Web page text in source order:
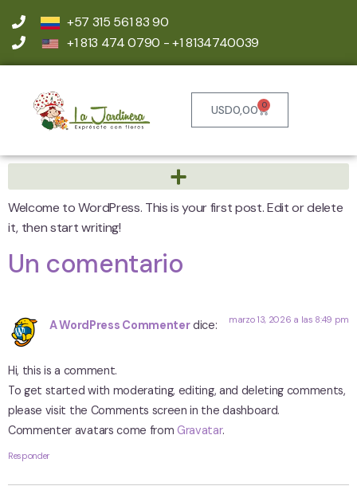
+57 315 561 83 90
+1 813 474 0790 - +1 8134740039
USD0,00 0
Welcome to WordPress. This is your first post. Edit or delete
it, then start writing!
Un comentario
A WordPress Commenter dice: marzo 13, 2026 a las 8:49 pm
Hi, this is a comment.
To get started with moderating, editing, and deleting comments,
please visit the Comments screen in the dashboard.
Commenter avatars come fromGravatar.
Responder